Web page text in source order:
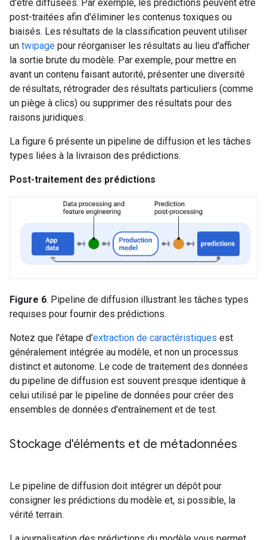
d'être diffusées. Par exemple, les prédictions peuvent être
post-traitées afin d'éliminer les contenus toxiques ou
biaisés. Les résultats de la classification peuvent utiliser
un twipage pour réorganiser les résultats au lieu d'afficher
la sortie brute du modèle. Par exemple, pour mettre en
avant un contenu faisant autorité, présenter une diversité
de résultats, rétrograder des résultats particuliers (comme
un piège à clics) ou supprimer des résultats pour des
raisons juridiques.
La figure 6 présente un pipeline de diffusion et les tâches
types liées à la livraison des prédictions.
Post-traitement des prédictions
Figure 6. Pipeline de diffusion illustrant les tâches types
requises pour fournir des prédictions.
Notez que l'étape d'extraction de caractéristiques est
généralement intégrée au modèle, et non un processus
distinct et autonome. Le code de traitement des données
du pipeline de diffusion est souvent presque identique à
celui utilisé par le pipeline de données pour créer des
ensembles de données d'entraînement et de test.
Stockage d'éléments et de métadonnées
Le pipeline de diffusion doit intégrer un dépôt pour
consigner les prédictions du modèle et, si possible, la
vérité terrain.